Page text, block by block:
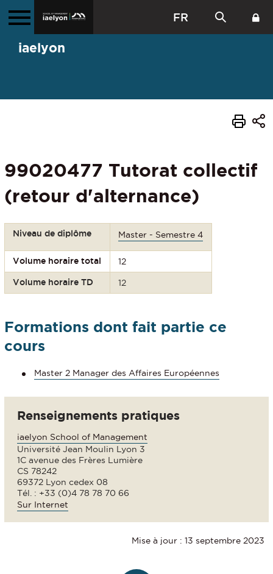
FR
iaelyon
99020477 Tutorat collectif
(retour d'alternance)
Niveau de diplôme Master - Semestre 4
Volume horaire total 12
Volume horaire TD 12
Formations dont fait partie ce
cours
Master 2 Manager des Affaires Européennes
Renseignements pratiques
iaelyon School of Management
Université Jean Moulin Lyon 3
1C avenue des Frères Lumière
CS 78242
69372 Lyon cedex 08
Tél. : +33 (0)4 78 78 70 66
Sur Internet
Mise à jour : 13 septembre 2023